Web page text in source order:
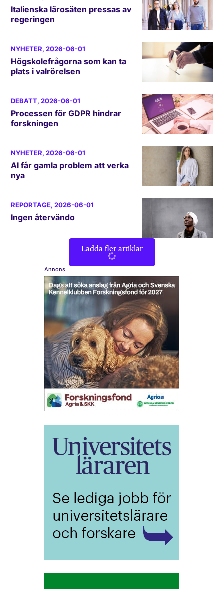
Italienska lärosäten pressas av
regeringen
NYHETER, 2026-06-01
Högskolefrågorna som kan ta
plats i valrörelsen
DEBATT, 2026-06-01
Processen för GDPR hindrar
forskningen
NYHETER, 2026-06-01
AI får gamla problem att verka
nya
REPORTAGE, 2026-06-01
Ingen återvändo
Ladda fler artiklar
Annons